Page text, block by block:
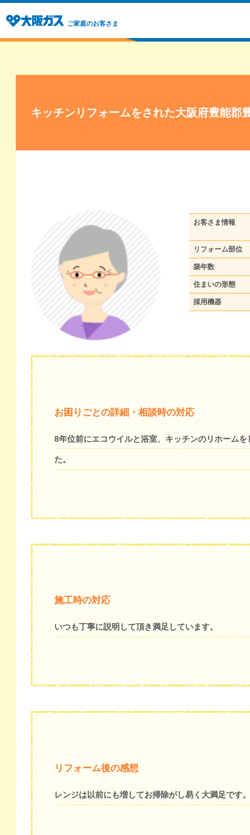
ご家庭のお客さま
キッチンリフォームをされた大阪府豊能郡
お客さま情報
リフォーム部位
築年数
住まいの形態
採用機器
お困りごとの詳細・相談時の対応
8年位前にエコウイルと浴室、キッチンのリホーム
た。
施工時の対応
いつも丁寧に説明して頂き満足しています。
リフォーム後の感想
レンジは以前にも増してお掃除がし易く大満足です。